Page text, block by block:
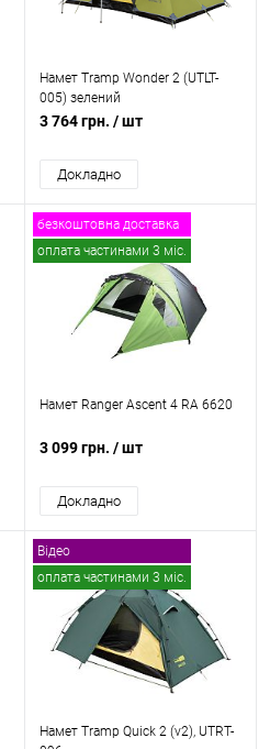
Намет Tramp Wonder 2 (UTLT-
005) зелений
3 764 грн. / шт
Докладно
безкоштовна доставка
оплата частинами 3 міс.
Намет Ranger Ascent 4 RA 6620
3 099 грн. / шт
Докладно
Відео
оплата частинами 3 міс.
безкоштовна доставка
Намет Tramp Quick 2 (v2), UTRT-